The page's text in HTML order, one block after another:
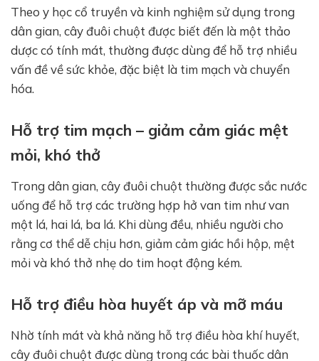
Theo y học cổ truyền và kinh nghiệm sử dụng trong
dân gian, cây đuôi chuột được biết đến là một thảo
dược có tính mát, thường được dùng để hỗ trợ nhiều
vấn đề về sức khỏe, đặc biệt là tim mạch và chuyển
hóa.
Hỗ trợ tim mạch – giảm cảm giác mệt
mỏi, khó thở
Trong dân gian, cây đuôi chuột thường được sắc nước
uống để hỗ trợ các trường hợp hở van tim như van
một lá, hai lá, ba lá. Khi dùng đều, nhiều người cho
rằng cơ thể dễ chịu hơn, giảm cảm giác hồi hộp, mệt
mỏi và khó thở nhẹ do tim hoạt động kém.
Hỗ trợ điều hòa huyết áp và mỡ máu
Nhờ tính mát và khả năng hỗ trợ điều hòa khí huyết,
cây đuôi chuột được dùng trong các bài thuốc dân